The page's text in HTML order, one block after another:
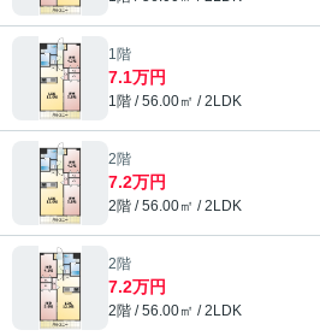
1階
7.1万円
1階 / 56.00㎡ / 2LDK
2階
7.2万円
2階 / 56.00㎡ / 2LDK
2階
7.2万円
2階 / 56.00㎡ / 2LDK